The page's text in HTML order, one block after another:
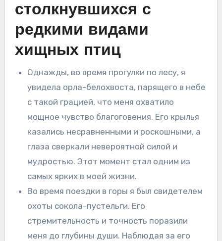
столкнувшихся с
редкими видами
хищных птиц
Однажды, во время прогулки по лесу, я
увидела орла-белохвоста, парящего в небе
с такой грацией, что меня охватило
мощное чувство благоговения. Его крылья
казались несравненными и роскошными, а
глаза сверкали невероятной силой и
мудростью. Этот момент стал одним из
самых ярких в моей жизни.
Во время поездки в горы я был свидетелем
охоты сокола-пустельги. Его
стремительность и точность поразили
меня до глубины души. Наблюдая за его